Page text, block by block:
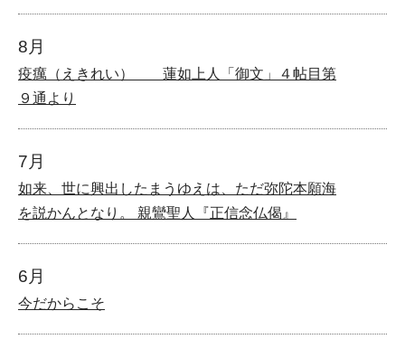
8月
疫癘（えきれい） 蓮如上人「御文」４帖目第
９通より
7月
如来、世に興出したまうゆえは、ただ弥陀本願海
を説かんとなり。 親鸞聖人『正信念仏偈』
6月
今だからこそ